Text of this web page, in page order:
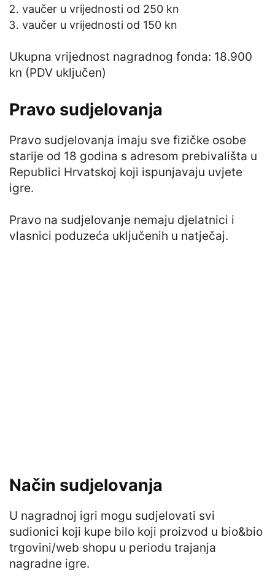
vaučer u vrijednosti od 250 kn
vaučer u vrijednosti od 150 kn
Ukupna vrijednost nagradnog fonda: 18.900
kn (PDV uključen)
Pravo sudjelovanja
Pravo sudjelovanja imaju sve fizičke osobe
starije od 18 godina s adresom prebivališta u
Republici Hrvatskoj koji ispunjavaju uvjete
igre.
Pravo na sudjelovanje nemaju djelatnici i
vlasnici poduzeća uključenih u natječaj.
Način sudjelovanja
U nagradnoj igri mogu sudjelovati svi
sudionici koji kupe bilo koji proizvod u bio&bio
trgovini/web shopu u periodu trajanja
nagradne igre.